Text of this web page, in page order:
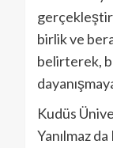
birlik ve
belirterek,
Kudüs
Yanılmaz